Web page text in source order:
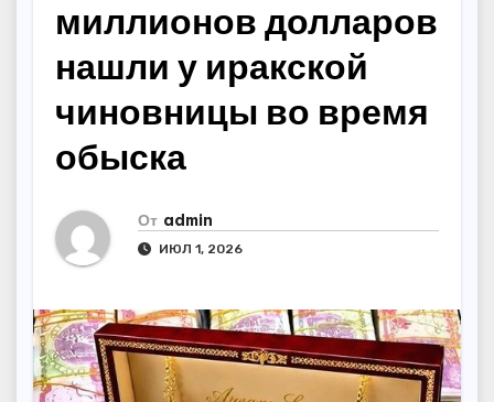
миллионов долларов
нашли у иракской
чиновницы во время
обыска
От admin
ИЮЛ 1, 2026